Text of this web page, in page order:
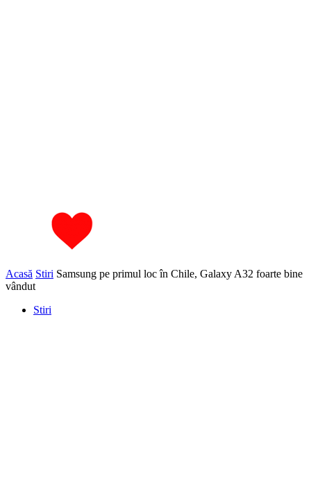
Acasă Stiri Samsung pe primul loc în Chile, Galaxy A32 foarte bine
vândut
Stiri